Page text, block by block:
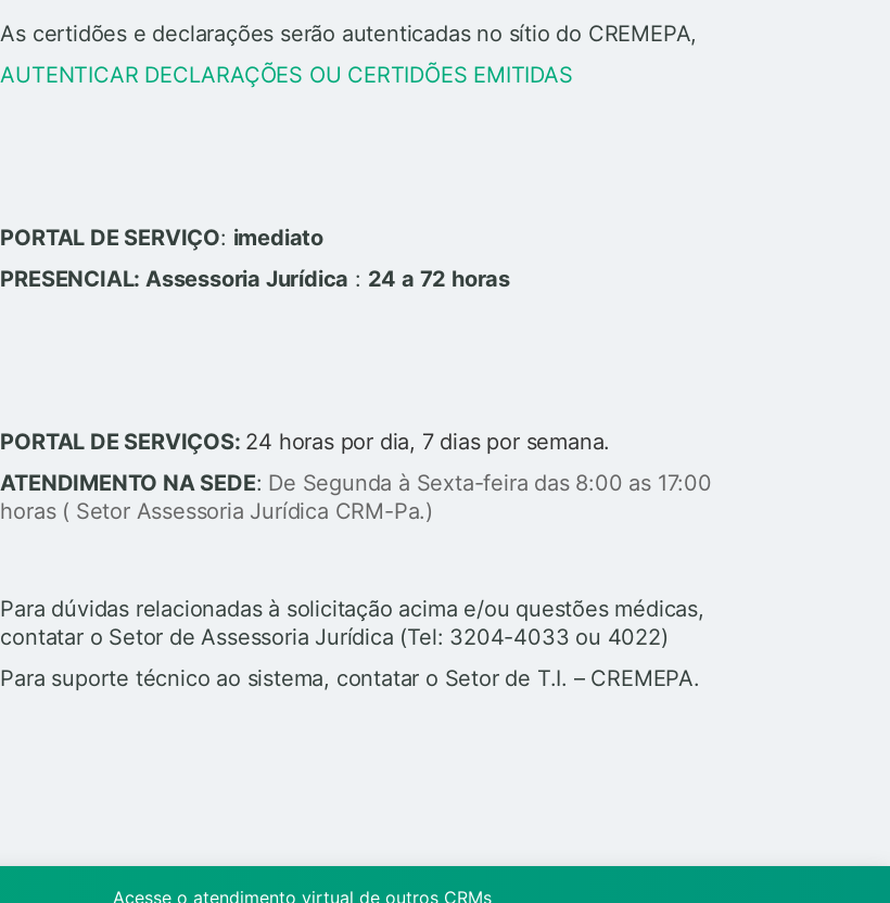
As certidões e declarações serão autenticadas no sítio do CREMEPA,
AUTENTICAR DECLARAÇÕES OU CERTIDÕES EMITIDAS
PORTAL DE SERVIÇO: imediato
PRESENCIAL: Assessoria Jurídica : 24 a 72 horas
PORTAL DE SERVIÇOS: 24 horas por dia, 7 dias por semana.
ATENDIMENTO NA SEDE: De Segunda à Sexta-feira das 8:00 as 17:00
horas ( Setor Assessoria Jurídica CRM-Pa.)
Para dúvidas relacionadas à solicitação acima e/ou questões médicas,
contatar o Setor de Assessoria Jurídica (Tel: 3204-4033 ou 4022)
Para suporte técnico ao sistema, contatar o Setor de T.I. – CREMEPA.
Acesse o atendimento virtual de outros CRMs